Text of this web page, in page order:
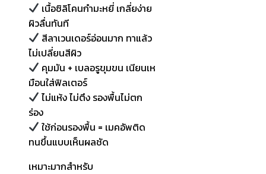
เนื้อซิลิโคนกำมะหยี่ เกลี่ยง่าย
ผิวลื่นทันที
สีลาเวนเดอร์อ่อนมาก ทาแล้ว
ไม่เปลี่ยนสีผิว
คุมมัน + เบลอรูขุมขน เนียนเห
มือนใส่ฟิลเตอร์
ไม่แห้ง ไม่ตึง รองพื้นไม่ตก
ร่อง
ใช้ก่อนรองพื้น = เมคอัพติด
ทนขึ้นแบบเห็นผลชัด
เหมาะมากสำหรับ